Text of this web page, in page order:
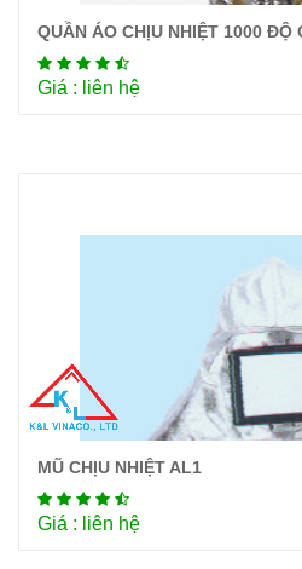
Chi
QUẦN ÁO CHỊU NHIỆT 1000 ĐỘ
Giá : liên hệ
MŨ CHỊU NHIỆT AL1
Giá : liên hệ